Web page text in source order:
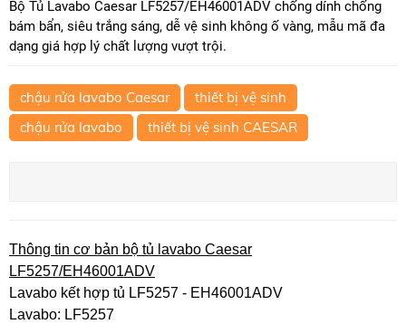
Bộ Tủ Lavabo Caesar LF5257/EH46001ADV chống dính chống
bám bẩn, siêu trắng sáng, dễ vệ sinh không ố vàng, mẫu mã đa
dạng giá hợp lý chất lượng vượt trội.
chậu rửa lavabo Caesar
thiết bị vệ sinh
chậu rửa lavabo
thiết bị vệ sinh CAESAR
Thông tin cơ bản bộ tủ lavabo Caesar
LF5257/EH46001ADV
Lavabo kết hợp tủ LF5257 - EH46001ADV
Lavabo: LF5257